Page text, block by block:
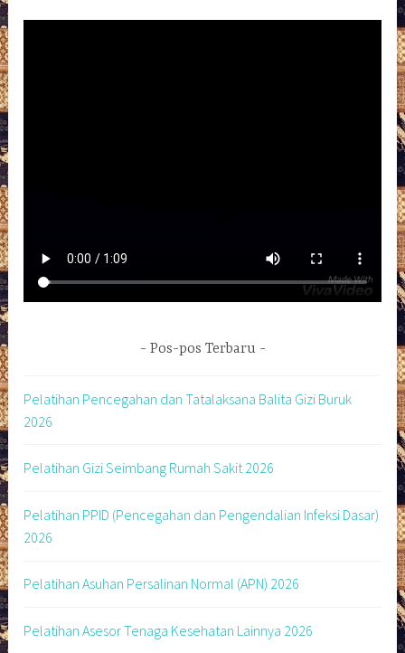
Pos-pos Terbaru
Pelatihan Pencegahan dan Tatalaksana Balita Gizi Buruk
2026
Pelatihan Gizi Seimbang Rumah Sakit 2026
Pelatihan PPID (Pencegahan dan Pengendalian Infeksi Dasar)
2026
Pelatihan Asuhan Persalinan Normal (APN) 2026
Pelatihan Asesor Tenaga Kesehatan Lainnya 2026